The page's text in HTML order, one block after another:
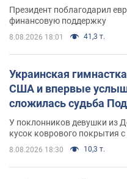
Президент поблагодарил
финансовую поддержку
8.08.2026 18:01 41,3 т.
Украинская
США и впервые
сложилась судьба
назад завоевала
У поклонников девушки из
кусок коврового покрытия
8.08.2026 18:30 10,3 т.